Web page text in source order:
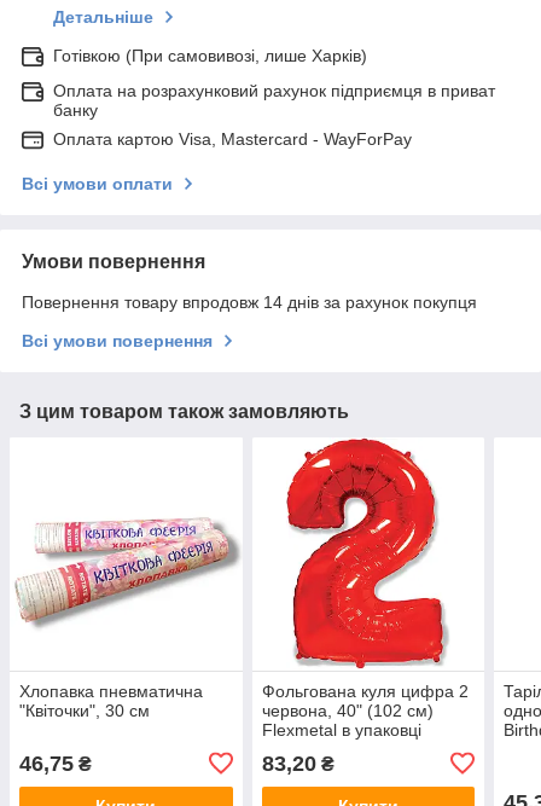
Детальніше
Готівкою (При самовивозі, лише Харків)
Оплата на розрахунковий рахунок підприємця в приват
банку
Оплата картою Visa, Mastercard - WayForPay
Всі умови оплати
Умови повернення
Повернення товару впродовж 14 днів за рахунок покупця
Всі умови повернення
З цим товаром також замовляють
Хлопавка пневматична
"Квіточки", 30 см
46,75 ₴
Фольгована куля цифра 2
червона, 40" (102 см)
Flexmetal в упаковці
83,20₴